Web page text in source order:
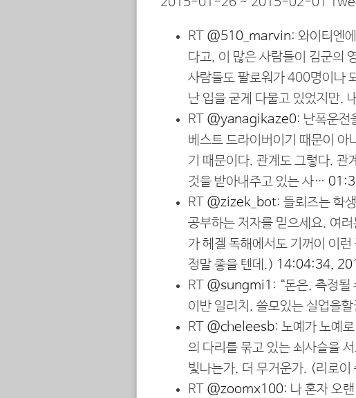
RT @510_marvin: 와이티엔
다고, 이 많은 사람들이 김군의
사람들도 팔로워가 400명이나
난 입을 굳게 다물고 있었지만,
RT @yanagikaze0: 난폭운전
베스트 드라이버이기 때문이 아
기 때문이다. 관계도 그렇다. 관
것을 받아내주고 있는 사…
RT @zizek_bot: 들뢰즈는 학
공부하는 저자를 믿으세요. 여
가 헤겔 독해에서도 기꺼이 이
정말 좋을 텐데.) 14:04:34,
RT @sungmi1 : “돈은, 측정될
이반 일리치, 쓸모있는 실업을할
RT @cheleesb: 노예가 노예
의 다리를 묶고 있는 쇠사슬을
빛나는가, 더 무거운가. (리로이
RT @zoomx100: 나 혼자 오